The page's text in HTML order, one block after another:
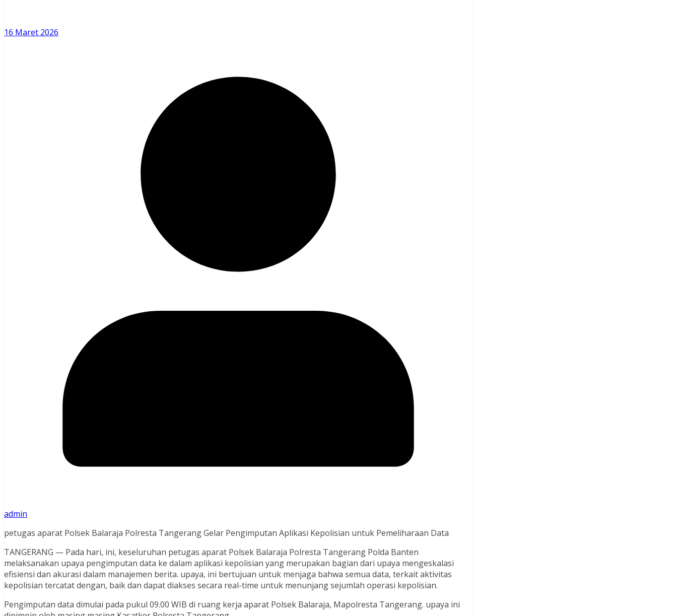
16 Maret 2026
admin
petugas aparat Polsek Balaraja Polresta Tangerang Gelar Pengimputan Aplikasi Kepolisian untuk Pemeliharaan Data
TANGERANG — Pada hari, ini, keseluruhan petugas aparat Polsek Balaraja Polresta Tangerang Polda Banten
melaksanakan upaya pengimputan data ke dalam aplikasi kepolisian yang merupakan bagian dari upaya mengeskalasi
efisiensi dan akurasi dalam manajemen berita. upaya, ini bertujuan untuk menjaga bahwa semua data, terkait aktivitas
kepolisian tercatat dengan, baik dan dapat diakses secara real-time untuk menunjang sejumlah operasi kepolisian.
Pengimputan data dimulai pada pukul 09.00 WIB di ruang kerja aparat Polsek Balaraja, Mapolresta Tangerang. upaya ini